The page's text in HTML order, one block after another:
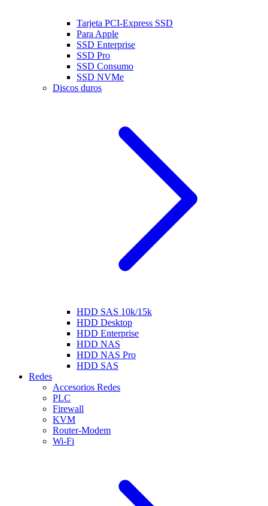
Tarjeta PCI-Express SSD
Para Apple
SSD Enterprise
SSD Pro
SSD Consumo
SSD NVMe
Discos duros
HDD SAS 10k/15k
HDD Desktop
HDD Enterprise
HDD NAS
HDD NAS Pro
HDD SAS
Redes
Accesorios Redes
PLC
Firewall
KVM
Router-Modem
Wi-Fi